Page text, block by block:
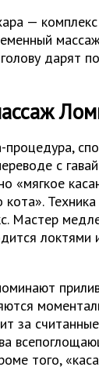
—
дарят
с
«мягкое
кота».
Мастер
локтями
за
того,